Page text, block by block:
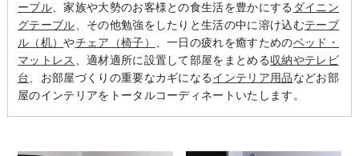
ーブル、家族や大勢のお客様との食生活を豊かにする ダイニン
グテーブル 、その他勉強をしたりと生活の中に溶け込むテーブ
ル（机）やチェア（椅子） 、一日の疲れを癒すためのベッド・
マットレス
、適材適所に設置して部屋をまとめる収納やテレビ
台 、お部屋づくりの重要なカギになるインテリア用品などお部
屋のインテリアをトータルコーディネートいたします。